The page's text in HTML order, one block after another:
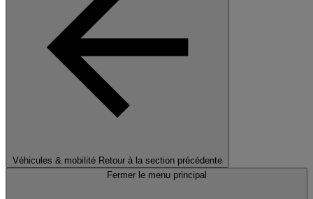
Véhicules & mobilité Retour à la section précédente
Fermer le menu principal